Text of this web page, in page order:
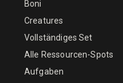
Boni
Creatures
Vollständiges Set
Alle Ressourcen-Spots
Aufgaben